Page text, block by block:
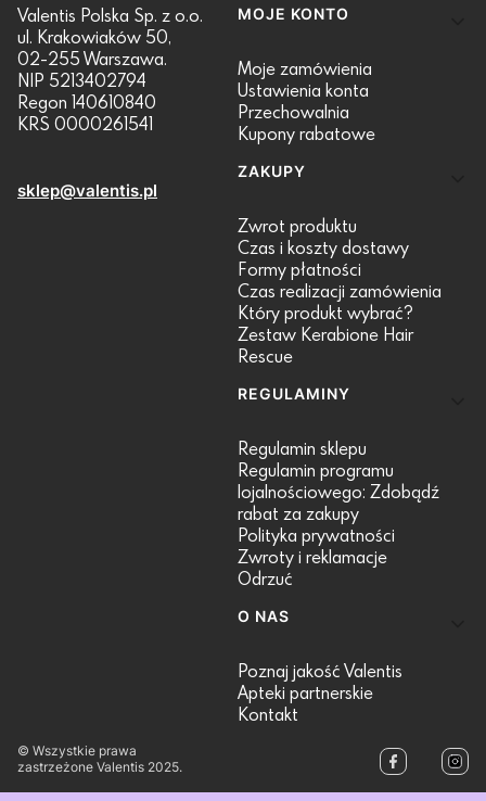
Valentis Polska Sp. z o.o.
ul. Krakowiaków 50,
02-255 Warszawa.
NIP 5213402794
Regon 140610840
KRS 0000261541
sklep@valentis.pl
Linki w stopce
MOJE KONTO
Moje zamówienia
Ustawienia konta
Przechowalnia
Kupony rabatowe
ZAKUPY
Zwrot produktu
Czas i koszty dostawy
Formy płatności
Czas realizacji zamówienia
Który produkt wybrać?
Zestaw Kerabione Hair
Rescue
REGULAMINY
Regulamin sklepu
Regulamin programu
lojalnościowego: Zdobądź
rabat za zakupy
Polityka prywatności
Zwroty i reklamacje
Odrzuć
O NAS
Poznaj jakość Valentis
Apteki partnerskie
Kontakt
© Wszystkie prawa
zastrzeżone Valentis 2025.